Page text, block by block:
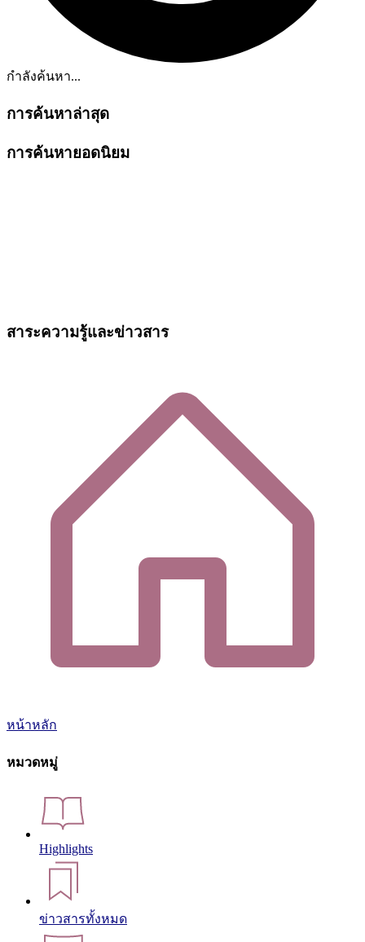
กำลังค้นหา...
การค้นหาล่าสุด
การค้นหายอดนิยม
สาระความรู้และข่าวสาร
หน้าหลัก
หมวดหมู่
Highlights
ข่าวสารทั้งหมด